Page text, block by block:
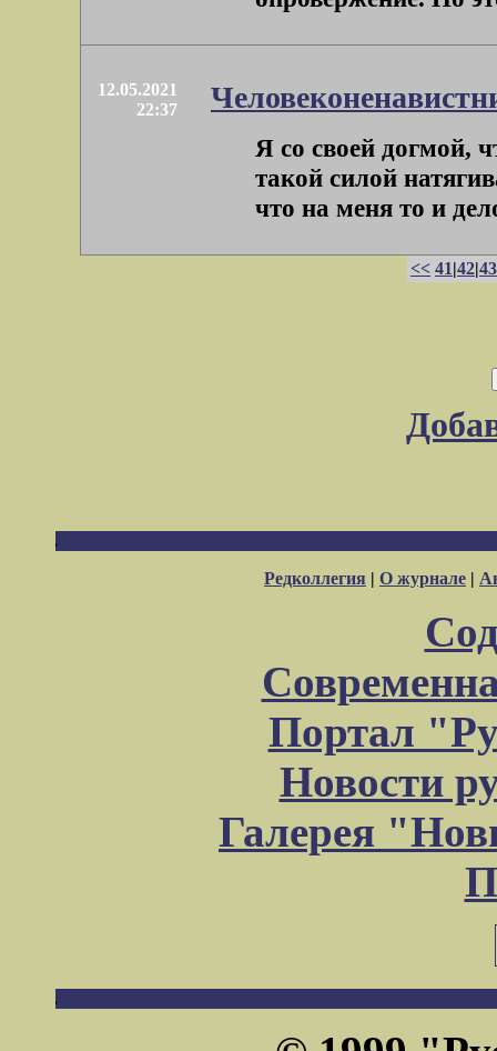
12.05.2021
22:37
Я со своей догмой,
такой силой
что на меня то и
<< 41|42|43
Редколлегия | О журнале |
Портал
Новости
Галерея